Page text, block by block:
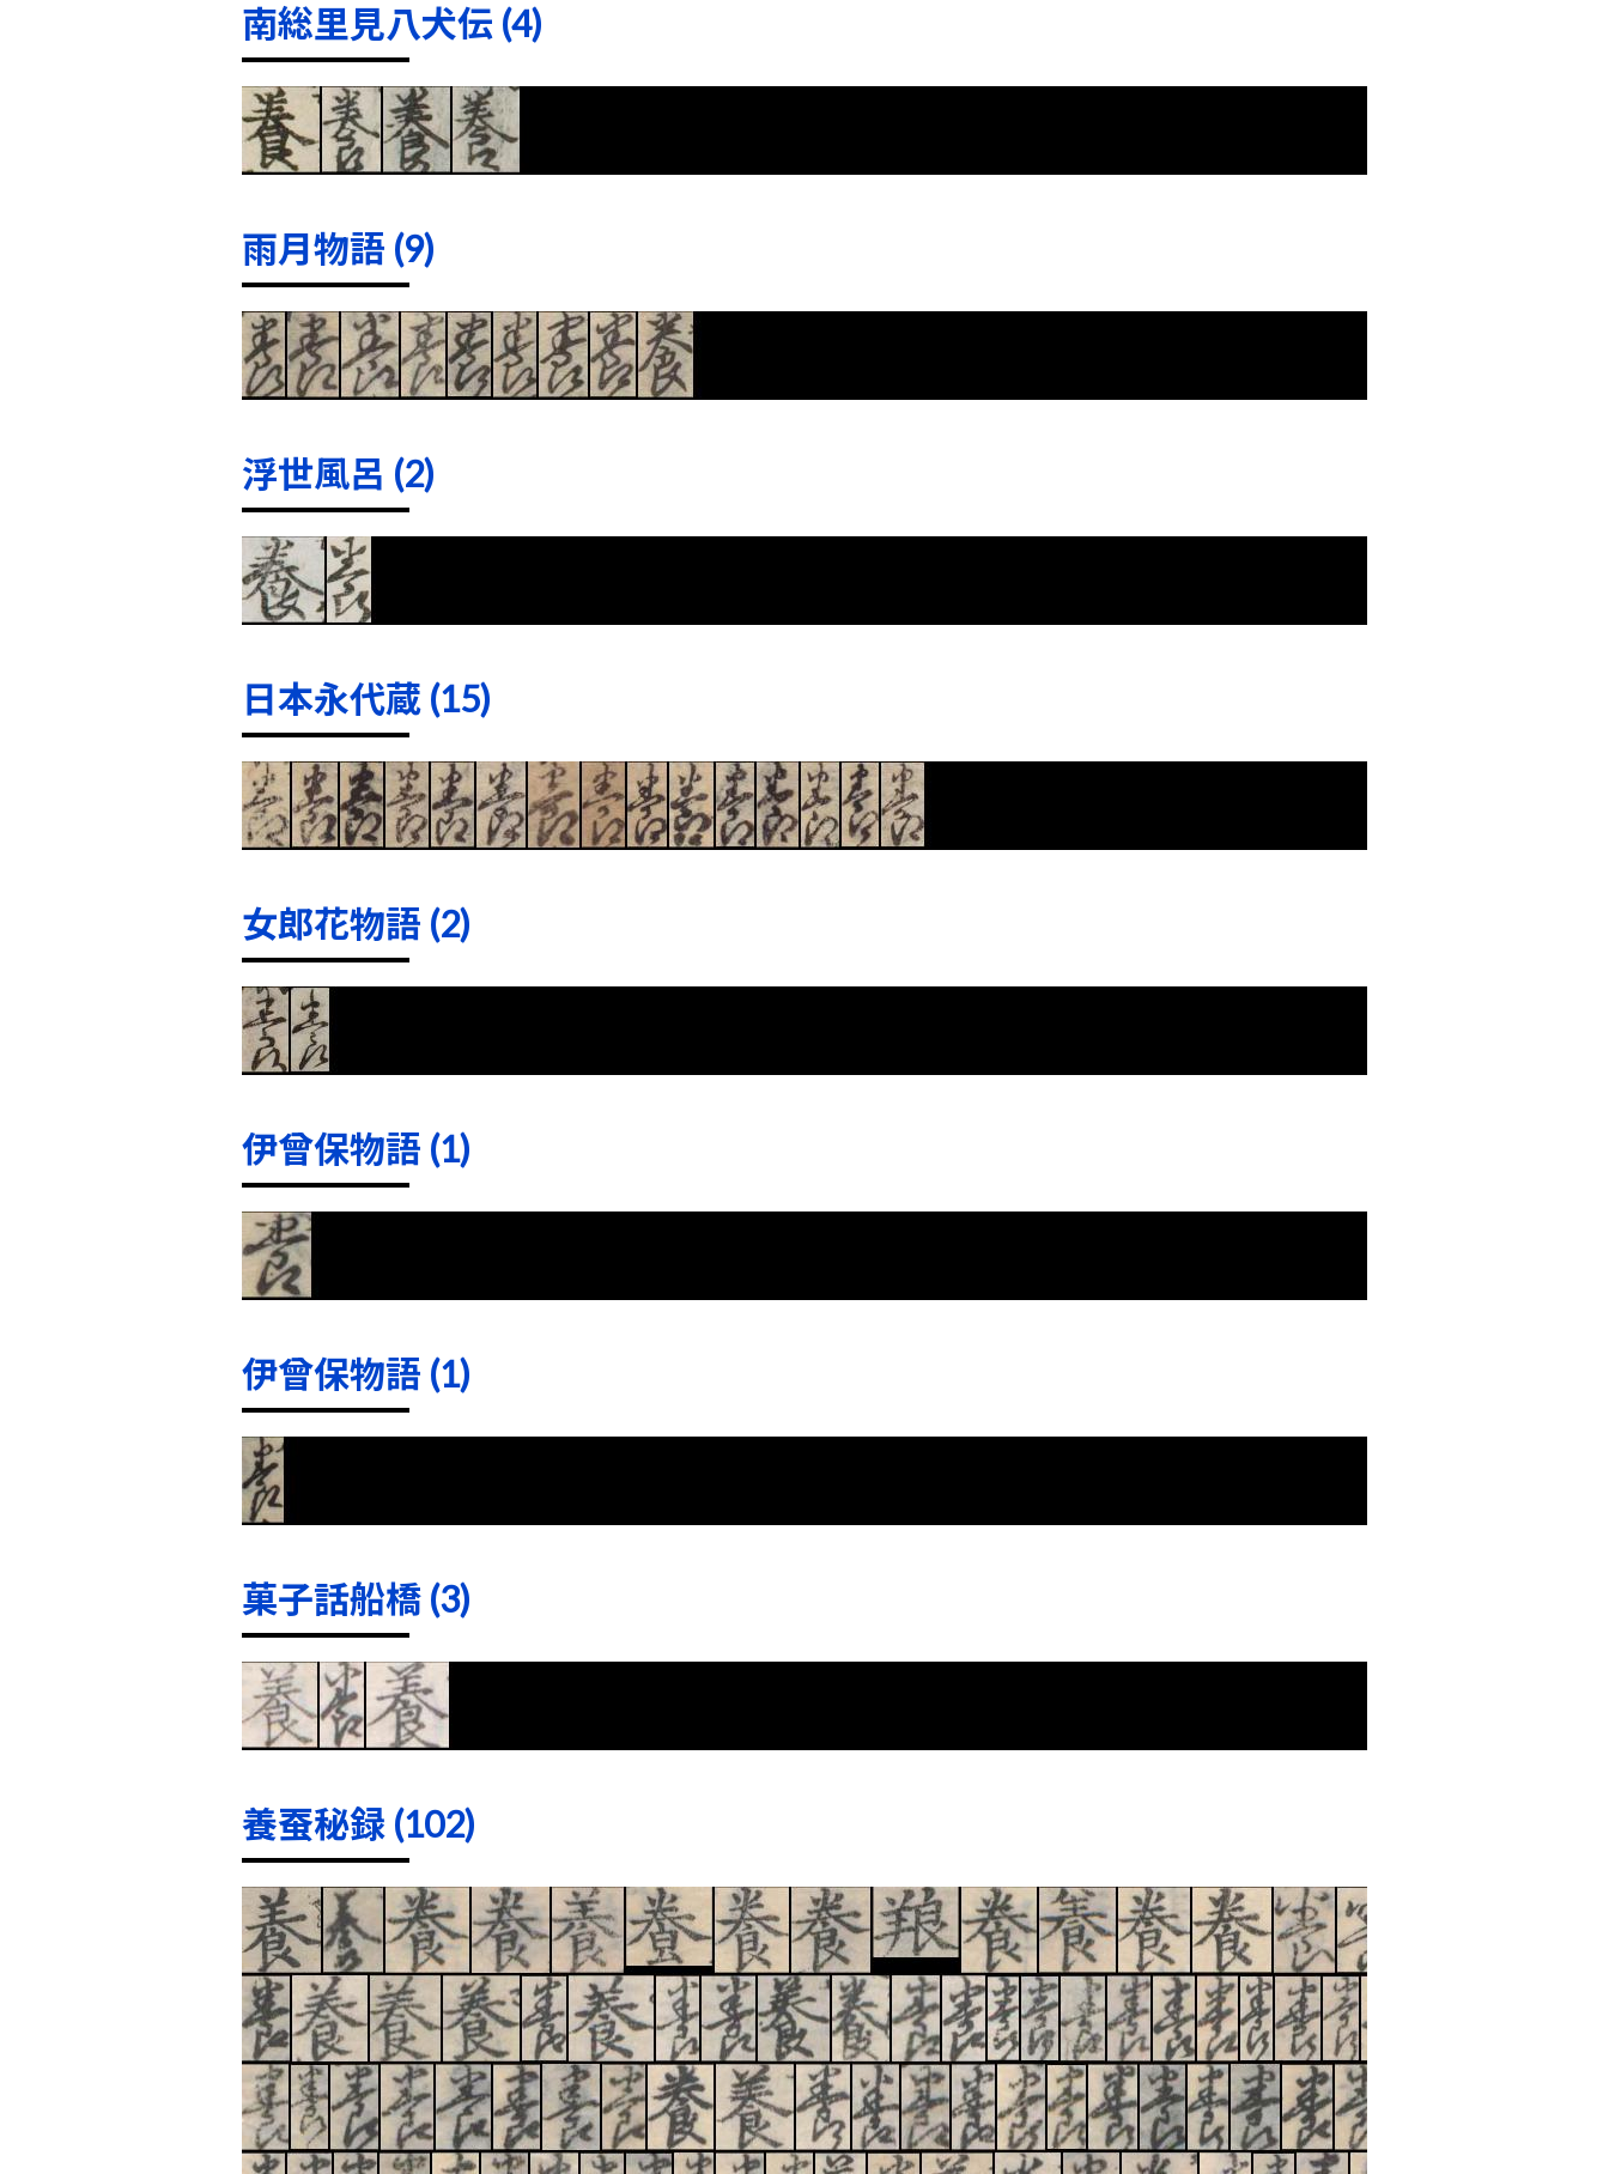
南総里見八犬伝 (4)
雨月物語 (9)
浮世風呂 (2)
日本永代蔵 (15)
女郎花物語 (2)
伊曾保物語 (1)
伊曾保物語 (1)
菓子話船橋 (3)
養蚕秘録 (102)